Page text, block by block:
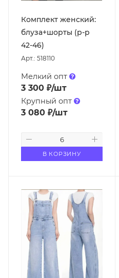
Комплект женский:
блуза+шорты (р-р
42-46)
Арт.: 518110
Мелкий опт
3 300 ₽/шт
Крупный опт
3 080 ₽/шт
В КОРЗИНУ